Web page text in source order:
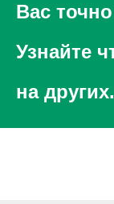
Вас
Узнайте
на других.